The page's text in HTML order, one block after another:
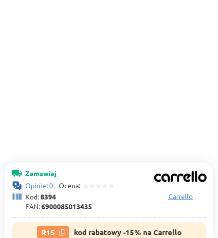
Zamawiaj
Opinie: 0 Ocena:
Kod:8394
EAN:6900085013435
Carrello
R15 kod rabatowy -15% na Carrello